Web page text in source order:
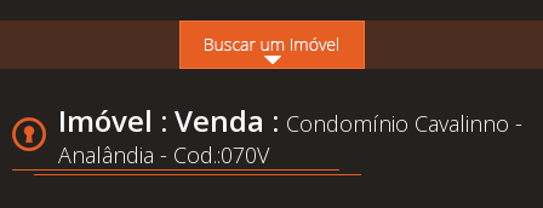
Home
Somos
Conheça
Imóvel : Venda : Condomínio Cavalinno -
Analândia - Cod.:070V